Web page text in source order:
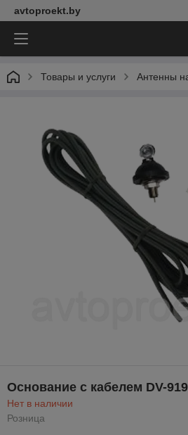
avtoproekt.by
Товары и услуги Антенны
Основание с кабелем DV-919
Нет в наличии
Розница